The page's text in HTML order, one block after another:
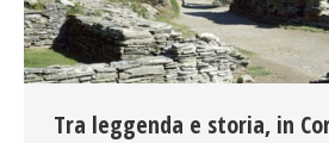
Tra leggenda e storia, in